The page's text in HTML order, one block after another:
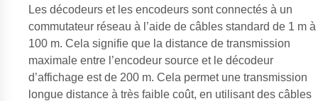
Les décodeurs et les encodeurs sont connectés à un
commutateur réseau à l’aide de câbles standard de 1 m à
100 m. Cela signifie que la distance de transmission
maximale entre l’encodeur source et le décodeur
d’affichage est de 200 m. Cela permet une transmission
longue distance à très faible coût, en utilisant des câbles